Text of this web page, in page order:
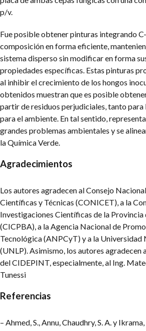
p/v.
Fue posible obtener pinturas integrando
composición en forma eficiente,
sistema disperso sin modificar en forma
propiedades específicas. Estas pinturas
al inhibir el crecimiento de los hongos
obtenidos muestran que es posible
partir de residuos perjudiciales, tanto para
para el ambiente. En tal sentido,
grandes problemas ambientales y se
la Química Verde.
Agradecimientos
Los autores agradecen al Consejo
Científicas y Técnicas (CONICET), a la
Investigaciones Científicas de la Provincia
(CICPBA), a la Agencia Nacional de
Tecnológica (ANPCyT) y a la Universidad
(UNLP). Asimismo, los autores agradecen
del CIDEPINT, especialmente, al Ing.
Tunessi
Referencias
– Ahmed, S., Annu, Chaudhry, S. A. y